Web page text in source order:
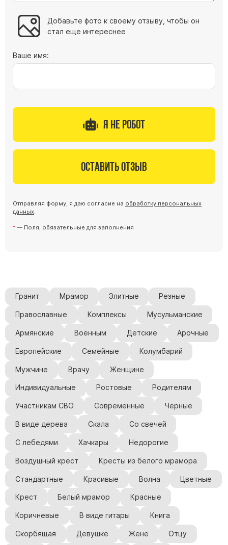
Добавьте фото к своему отзыву, чтобы он
стал еще интереснее
Ваше имя:
Я не робот
Оставить отзыв
Отправляя форму, я даю согласие на обработку персональных
данных
— Поля, обязательные для заполнения
Гранит Мрамор Элитные Резные
Православные Комплексы Мусульманские
Армянские Военным Детские Арочные
Европейские Семейные Колумбарий
Мужчине Врачу Женщине
Индивидуальные Ростовые Родителям
Участникам СВО Современные Черные
В виде дерева Скала Со свечей
С лебедями Хачкары Недорогие
Воздушный крест Кресты из белого мрамора
Стандартные Красивые Волна Цветные
Крест Белый мрамор Красные
Коричневые В виде гитары Книга
Скорбящая Девушке Жене Отцу